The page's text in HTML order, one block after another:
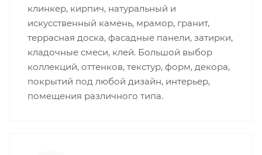
клинкер, кирпич, натуральный и
искусственный камень, мрамор, гранит,
террасная доска, фасадные панели, затирки,
кладочные смеси, клей. Большой выбор
коллекций, оттенков, текстур, форм, декора,
покрытий под любой дизайн, интерьер,
помещения различного типа.